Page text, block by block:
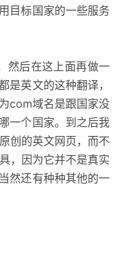
目标国家的一些服务
然后在这上面再做一
是英文的这种翻译，
com域名是跟国家没
一个国家。到之后我
创的英文网页，而不
，因为它并不是真实
然还有种种其他的一